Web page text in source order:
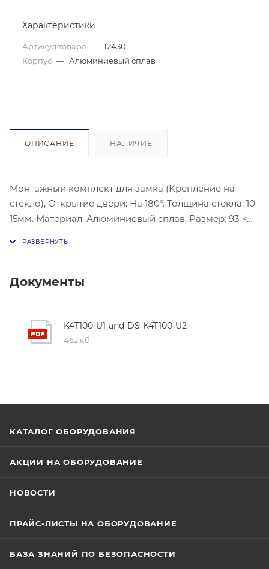
Характеристики
Артикул товара — 12430
Корпус — Алюминиевый сплав
ОПИСАНИЕ НАЛИЧИЕ
Монтажный комплект для замка (Крепление на
стекло), Открытие двери: На 180°. Толщина стекла: 10-
15мм. Материал: Алюминиевый сплав. Размер: 93 ×
Документы
K4T100-U1-and-DS-K4T100-U2_
462 кб
КАТАЛОГ ОБОРУДОВАНИЯ
АКЦИИ НА ОБОРУДОВАНИЕ
НОВОСТИ
ПРАЙС-ЛИСТЫ НА ОБОРУДОВАНИЕ
БАЗА ЗНАНИЙ ПО БЕЗОПАСНОСТИ